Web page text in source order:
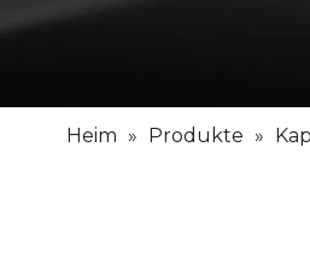
Heim » Produkte »